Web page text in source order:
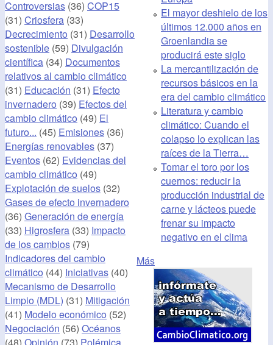
Controversias (36) COP15
(31) Criosfera (33)
Decrecimiento (31) Desarrollo
sostenible (59) Divulgación
científica (34) Documentos
relativos al cambio climático
(31) Educación (31) Efecto
invernadero (39) Efectos del
cambio climático (49) El
futuro... (45) Emisiones (36)
Energías renovables (37)
Eventos (62) Evidencias del
cambio climático (49)
Explotación de suelos (32)
Gases de efecto invernadero
(36) Generación de energía
(33) Higrosfera (33) Impacto
de los cambios (79)
Indicadores del cambio
climático (44) Iniciativas (40)
Mecanismo de Desarrollo
Limpio (MDL) (31) Mitigación
(41) Modelo económico (52)
Negociación (56) Océanos
(48) Opinión (73) Polémica
El mayor deshielo de los
últimos 12.000 años en
Groenlandia se
producirá este siglo
La mercantilización de
recursos básicos en la
era del cambio climático
Literatura y cambio
climático: Cuando el
colapso lo explican las
raíces de la Tierra…
Tomar el toro por los
cuernos: reducir la
producción industrial de
carne y lácteos puede
frenar su impacto
negativo en el clima
Más